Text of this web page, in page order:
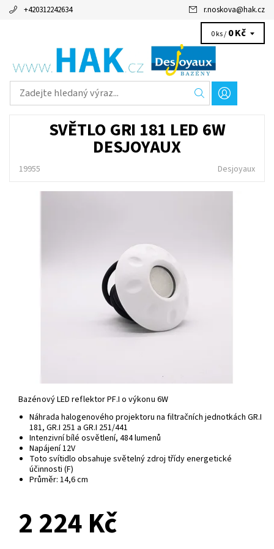
+420312242634 r.noskova@hak.cz
0 ks / 0 Kč
SVĚTLO GRI 181 LED 6W
DESJOYAUX
19955 Desjoyaux
Bazénový LED reflektor PF.I o výkonu 6W
Náhrada halogenového projektoru na filtračních jednotkách GR.I
181, GR.I 251 a GR.I 251/441
Intenzivní bílé osvětlení, 484 lumenů
Napájení 12V
Toto svítidlo obsahuje světelný zdroj třídy energetické
účinnosti (F)
Průměr: 14,6 cm
2 224 Kč